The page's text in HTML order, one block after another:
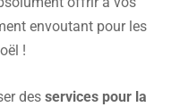
envoutant pour les
!
des services pour la